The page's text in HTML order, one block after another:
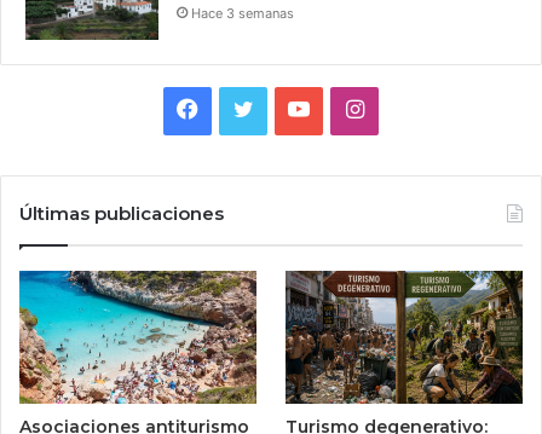
Hace 3 semanas
Facebook
TwitterYouTubeInstagram
Últimas publicaciones
Asociaciones antiturismo
Turismo degenerativo: